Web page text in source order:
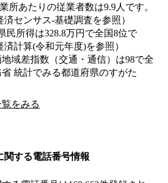
所あたりの従業者数は9.9人です。
済センサス‐基礎調査を参照）
民所得は328.8万円で全国8位で
計算(令和元年度)を参照）
域差指数（交通・通信）は98で全
統計でみる都道府県のすがた
をみる
関する電話番号情報